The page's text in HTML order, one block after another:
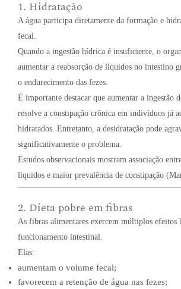
1. Hidratação
A água participa diretamente da formação e
fecal.
Quando a ingestão hídrica é insuficiente, o
aumentar a reabsorção de líquidos no intestino
o endurecimento das fezes.
É importante destacar que aumentar a ingestão
resolve a constipação crônica em indivíduos já
hidratados. Entretanto, a desidratação pode
significativamente o problema.
Estudos observacionais mostram associação
líquidos e maior prevalência de constipação
2. Dieta pobre em fibras
As fibras alimentares exercem múltiplos efeitos
funcionamento intestinal.
Elas:
aumentam o volume fecal;
favorecem a retenção de água nas fezes;